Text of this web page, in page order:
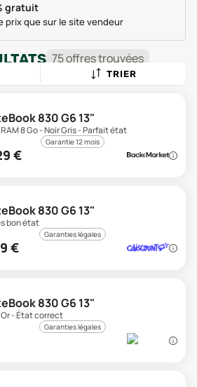
gratuit
prix que sur le site vendeur
75offrestrouvées
TRIER
830 G6 13"
8 Go - Noir Gris - Parfait état
Garantie 12 mois
€
830 G6 13"
bon état
Garanties légales
€
830 G6 13"
- État correct
Garanties légales